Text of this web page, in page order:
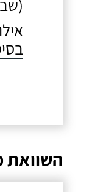
השוואת